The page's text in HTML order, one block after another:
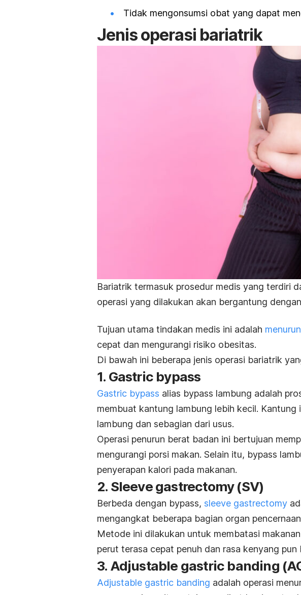
Tidak mengonsumsi obat yang dapat
Jenis operasi bariatrik
Bariatrik termasuk prosedur medis yang terdiri
operasi yang dilakukan akan bergantung
Tujuan utama tindakan medis ini adalah
cepat dan mengurangi risiko obesitas.
Di bawah ini beberapa jenis operasi bariatrik
1. Gastric bypass
Gastric bypass alias bypass lambung adalah
membuat kantung lambung lebih kecil. Kantung
lambung dan sebagian dari usus.
Operasi penurun berat badan ini bertujuan
mengurangi porsi makan. Selain itu, bypass
penyerapan kalori pada makanan.
2. Sleeve gastrectomy(SV)
Berbeda dengan bypass, sleeve gastrectomy
mengangkat beberapa bagian organ
Metode ini dilakukan untuk membatasi
perut terasa cepat penuh dan rasa kenyang pun
3. Adjustable gastric banding
Adjustable gastric banding adalah operasi